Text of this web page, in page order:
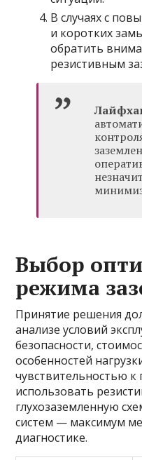
В случаях с
и коротких
обратить
резистивным
Выбор
режима
Принятие решения
анализе условий
безопасности,
особенностей
чувствительностью
использовать
глухозаземленную
систем — максимум
диагностике.